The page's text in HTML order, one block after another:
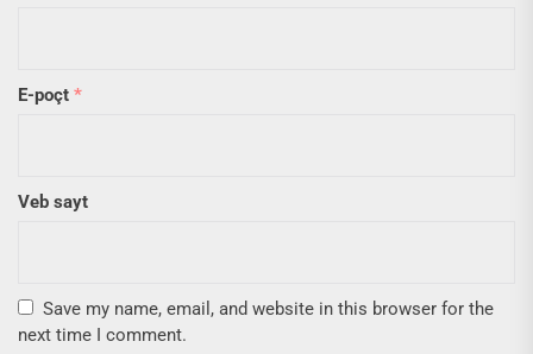
E-poçt *
Veb sayt
Save my name, email, and website in this browser for the
next time I comment.